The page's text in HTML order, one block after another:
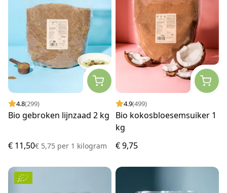
4.8(299)
Bio gebroken lijnzaad 2 kg
€ 11,50€ 5,75 per 1 kilogram
4.9(499)
Bio kokosbloesemsuiker 1
kg
€ 9,75